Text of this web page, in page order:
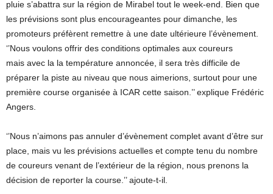
pluie s’abattra sur la région de Mirabel tout le week-end. Bien que
les prévisions sont plus encourageantes pour dimanche, les
promoteurs préfèrent remettre à une date ultérieure l’évènement.
‘’Nous voulons offrir des conditions optimales aux coureurs
mais avec la la température annoncée, il sera très difficile de
préparer la piste au niveau que nous aimerions, surtout pour une
première course organisée à ICAR cette saison.’’ explique Frédéric
Angers.
‘’Nous n’aimons pas annuler d’évènement complet avant d’être sur
place, mais vu les prévisions actuelles et compte tenu du nombre
de coureurs venant de l’extérieur de la région, nous prenons la
décision de reporter la course.’’ ajoute-t-il.